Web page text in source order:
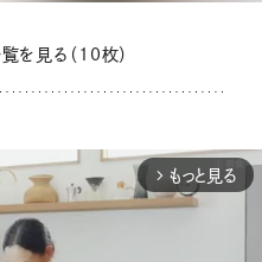
を見る（10枚）
arrow_forward_ios もっと見る